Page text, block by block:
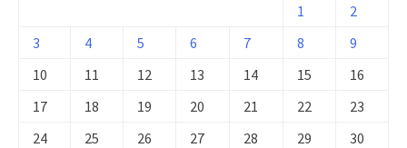
1
2
3
4 5 6 7 8
9
10
11 12 13 14 15
16
17
18 19 20 21 22
23
24
25 26 27 28 29
30